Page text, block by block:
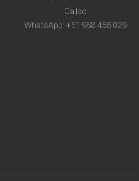
Callao
WhatsApp: +51 988 458 029